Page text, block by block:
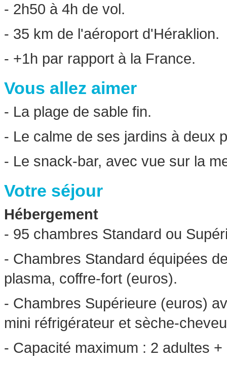
- 2h50 à 4h de vol.
- 35 km de l'aéroport d'Héraklion.
- +1h par rapport à la France.
Vous allez aimer
- La plage de sable fin.
- Le calme de ses jardins à deux
- Le snack-bar, avec vue sur la
Votre séjour
Hébergement
- 95 chambres Standard ou
- Chambres Standard équipées
plasma, coffre-fort (euros).
- Chambres Supérieure (euros)
mini réfrigérateur et sèche-
- Capacité maximum : 2 adultes